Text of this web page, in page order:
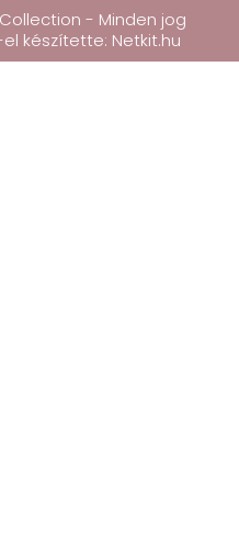
- Minden jog
készítette: Netkit.hu